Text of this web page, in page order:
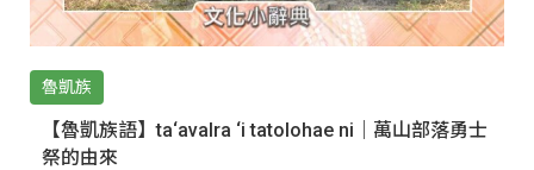
魯凱族
【魯凱族語】ta‘avalra ‘i tatolohae ni｜萬山部落勇士
祭的由來